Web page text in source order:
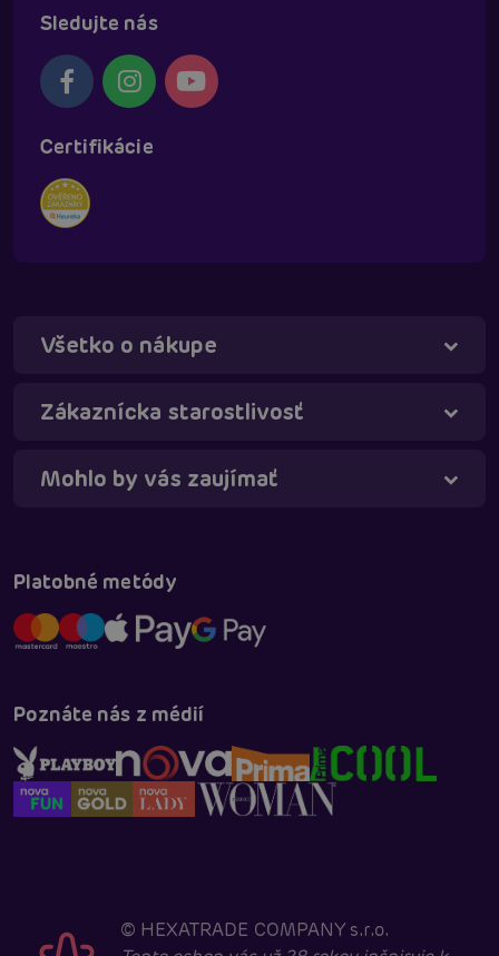
Sledujte nás
Certifikácie
Všetko o nákupe
Zákaznícka starostlivosť
Mohlo by vás zaujímať
Platobné metódy
Poznáte nás z médií
© HEXATRADE COMPANY s.r.o.
Táňa - virtuálna asistentka